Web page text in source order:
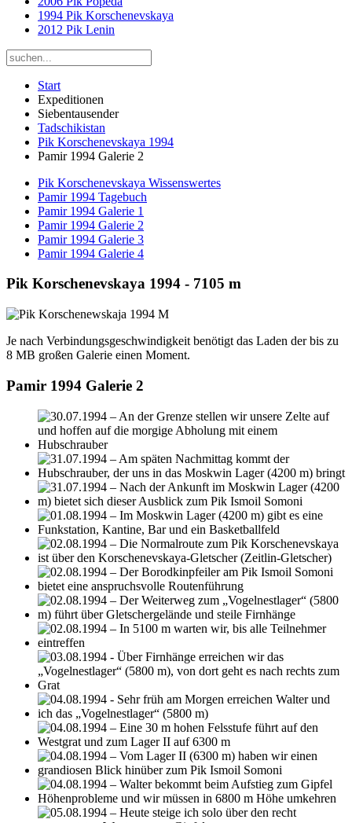
1994 Pik Korschenevskaya
2012 Pik Lenin
Start
Expeditionen
Siebentausender
Tadschikistan
Pik Korschenevskaya 1994
Pamir 1994 Galerie 2
Pik Korschenevskaya Wissenswertes
Pamir 1994 Tagebuch
Pamir 1994 Galerie 1
Pamir 1994 Galerie 2
Pamir 1994 Galerie 3
Pamir 1994 Galerie 4
Pik Korschenevskaya 1994 - 7105 m
Je nach Verbindungsgeschwindigkeit benötigt das Laden der bis zu
8 MB großen Galerie einen Moment.
Pamir 1994 Galerie 2